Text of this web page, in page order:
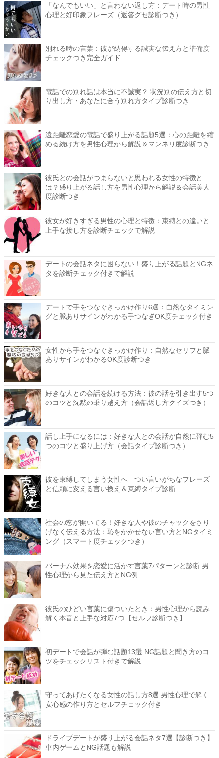
「なんでもいい」と言わない返し方：デート時の男性
心理と好印象フレーズ（返答グセ診断つき）
別れる時の言葉：彼が納得する誠実な伝え方と準備度
チェックつき完全ガイド
電話での別れ話は本当に不誠実？ 状況別の伝え方と切
り出し方・あなたに合う別れ方タイプ診断つき
遠距離恋愛の電話で盛り上がる話題5選：心の距離を縮
める続け方を男性心理から解説＆マンネリ度診断つき
彼氏との会話がつまらないと思われる女性の特徴と
は？盛り上がる話し方を男性心理から解説＆会話美人
度診断つき
彼女が好きすぎる男性の心理と特徴：束縛との違いと
上手な接し方を診断チェックで解説
デートの会話ネタに困らない！盛り上がる話題とNGネ
タを診断チェック付きで解説
デートで手をつなぐきっかけ作り6選：自然なタイミン
グと脈ありサインがわかる手つなぎOK度チェック付き
女性から手をつなぐきっかけ作り：自然なセリフと脈
ありサインがわかるOK度診断つき
好きな人との会話を続ける方法：彼の話を引き出す5つ
のコツと沈黙の乗り越え方（会話返し方クイズつき）
話し上手になるには：好きな人との会話が自然に弾む5
つのコツと盛り上げ方（会話タイプ診断つき）
彼を束縛してしまう女性へ：つい言いがちなフレーズ
と信頼に変える言い換え＆束縛タイプ診断
社会の窓が開いてる！好きな人や彼のチャックをさり
げなく伝える方法：恥をかかせない言い方とNGタイミ
ング（スマート度チェックつき）
バーナム効果を恋愛に活かす言葉7パターンと診断 男
性心理から見た伝え方とNG例
彼氏のひどい言葉に傷ついたとき：男性心理から読み
解く本音と上手な対応7つ【セルフ診断つき】
初デートで会話が弾む話題13選 NG話題と聞き方のコ
ツをチェックリスト付きで解説
守ってあげたくなる女性の話し方8選 男性心理で解く
安心感の作り方とセルフチェック付き
ドライブデートが盛り上がる会話ネタ7選【診断つき】
車内ゲームとNG話題も解説